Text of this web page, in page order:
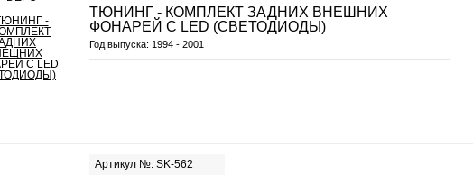
ТЮНИНГ - КОМПЛЕКТ ЗАДНИХ ВНЕШНИХ
ФОНАРЕЙ С LED (СВЕТОДИОДЫ)
Год выпуска: 1994 - 2001
Артикул №: SK-562